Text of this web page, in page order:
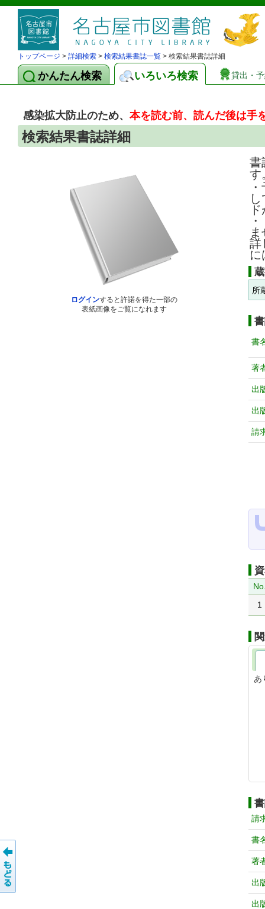
トップページ > 詳細検索 > 検索結果書誌一覧 > 検索結果書誌詳細
かんたん検索 いろいろ検索 貸出・
感染拡大防止のため、本を読む前、読んだ後は手
検索結果書誌詳細
ログインすると許諾を得た一部の
表紙画像をご覧になれます
書
す
詳
に
所
書
著
出
出
請
1
あ
請
書
著
出
出